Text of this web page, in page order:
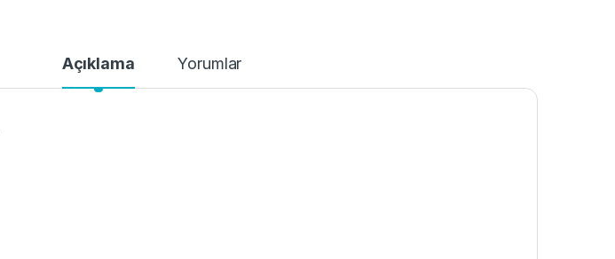
Açıklama Yorumlar